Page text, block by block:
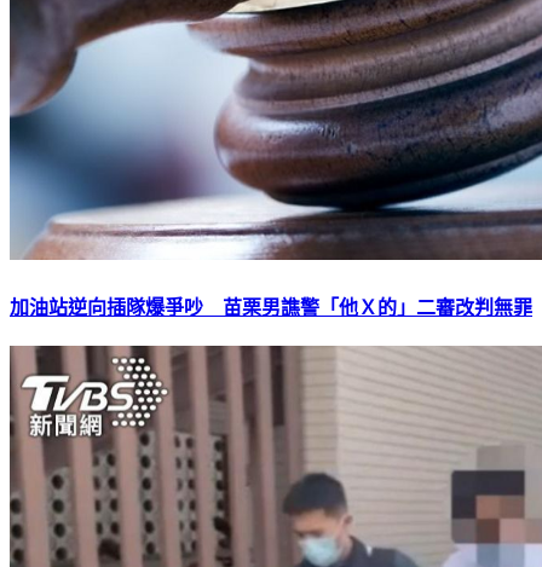
加油站逆向插隊爆爭吵 苗栗男譙警「他Ｘ的」二審改判無罪